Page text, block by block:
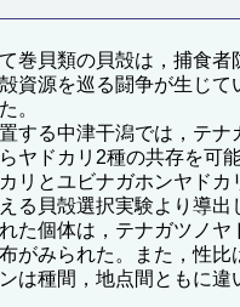
巻貝類の貝殻は，捕食
資源を巡る闘争が生じ
。
する中津干潟では，テナ
ヤドカリ2種の共存を可
リとユビナガホンヤド
る貝殻選択実験より導出
た個体は，テナガツノ
布がみられた。また，性
は種間，地点間ともに